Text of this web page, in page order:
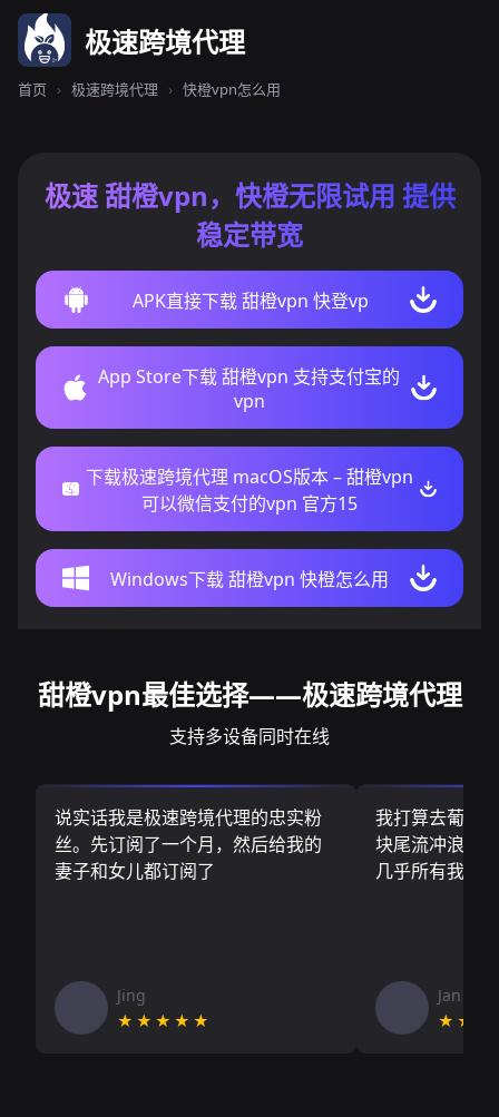
极速跨境代理
首页 › 极速跨境代理 › 快橙vpn怎么用
极速 甜橙vpn，快橙无限试用 提供
稳定带宽
APK直接下载 甜橙vpn 快登vp
App Store下载 甜橙vpn 支持支付宝的
vpn
下载极速跨境代理 macOS版本 – 甜橙vpn
可以微信支付的vpn 官方15
Windows下载 甜橙vpn 快橙怎么用
甜橙vpn最佳选择——极速跨境代理
支持多设备同时在线
说实话我是极速跨境代理的忠实粉
丝。先订阅了一个月，然后给我的
妻子和女儿都订阅了
Jing
★★★★★
我打算去葡萄
块尾流冲浪板
几乎所有我需
Jan V